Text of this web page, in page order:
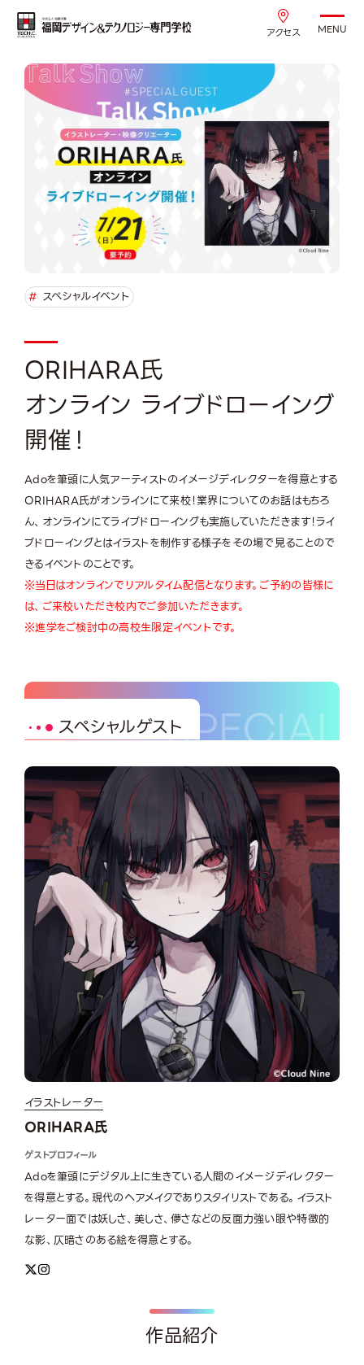
アクセス MENU
# スペシャルイベント
ORIHARA氏
オンライン ライブドローイング
開催！
Adoを筆頭に人気アーティストのイメージディレクターを得意とする
ORIHARA氏がオンラインにて来校！業界についてのお話はもちろ
ん、オンラインにてライブドローイングも実施していただきます！ライ
ブドローイングとはイラストを制作する様子をその場で見ることので
きるイベントのことです。
※当日はオンラインでリアルタイム配信となります。ご予約の皆様に
は、ご来校いただき校内でご参加いただきます。
※進学をご検討中の高校生限定イベントです。
スペシャルゲスト
イラストレーター
ORIHARA氏
ゲストプロフィール
Adoを筆頭にデジタル上に生きている人間のイメージディレクター
を得意とする。現代のヘアメイクでありスタイリストである。イラスト
レーター面では妖しさ、美しさ、儚さなどの反面力強い眼や特徴的
な影、仄暗さのある絵を得意とする。
作品紹介